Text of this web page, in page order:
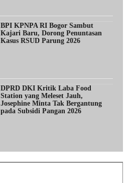
BPI KPNPA RI Bogor Sambut
Kajari Baru, Dorong Penuntasan
Kasus RSUD Parung 2026
DPRD DKI Kritik Laba Food
Station yang Meleset Jauh,
Josephine Minta Tak Bergantung
pada Subsidi Pangan 2026